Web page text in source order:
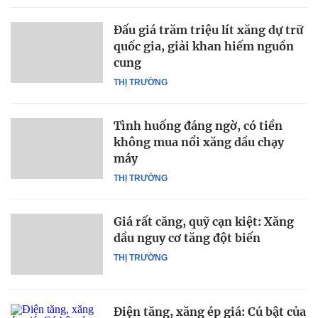
THỊ TRƯỜNG
Đấu giá trăm triệu lít xăng dự trữ
quốc gia, giải khan hiếm nguồn
cung
THỊ TRƯỜNG
Tình huống đáng ngờ, có tiền
không mua nổi xăng dầu chạy
máy
THỊ TRƯỜNG
Giá rất căng, quỹ cạn kiệt: Xăng
dầu nguy cơ tăng đột biến
Điện tăng, xăng ép giá: Cú bật của